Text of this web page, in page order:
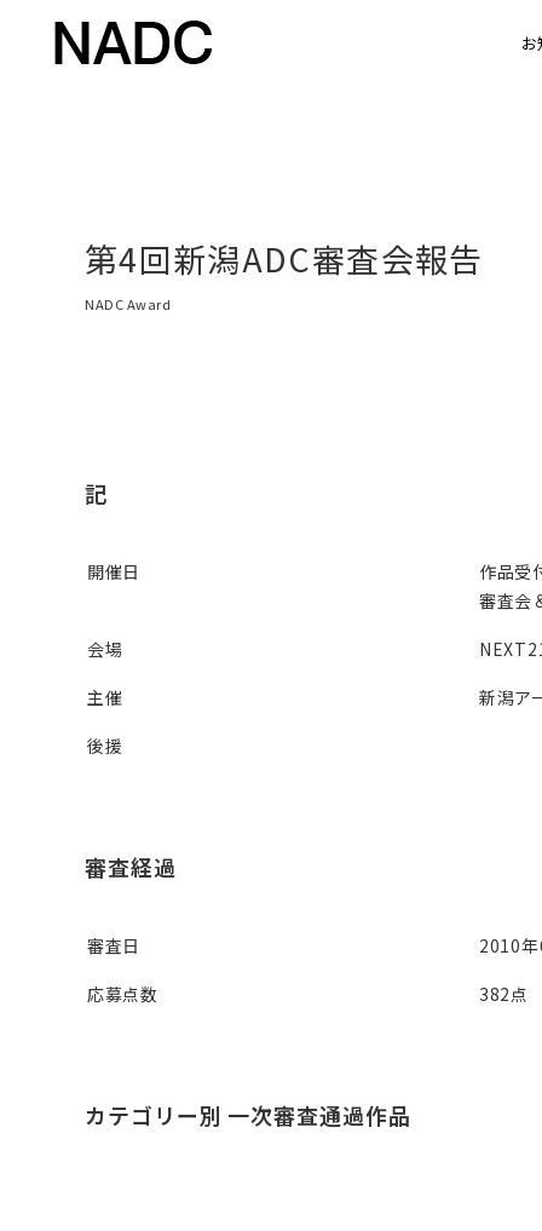
お
第4回新潟ADC審査会報告
NADC Award
記
開催日
作品受
審査会
会場
主催
新潟ア
後援
審査経過
審査日
2010
応募点数
382点
カテゴリー別 一次審査通過作品